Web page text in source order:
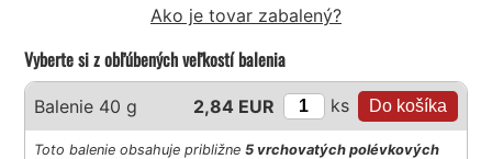
Ako je tovar zabalený?
Vyberte si z obľúbených veľkostí balenia
Balenie 40 g 2,84 EUR ks
Toto balenie obsahuje približne5 vrchovatých polévkových